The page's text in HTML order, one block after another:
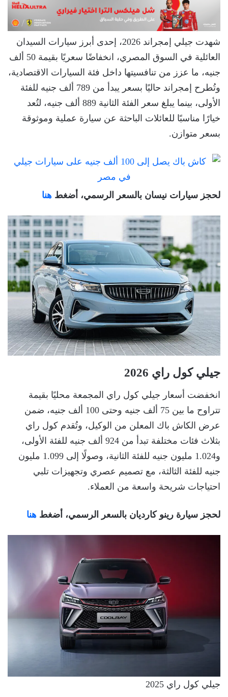
شهدت جيلي إمجراند 2026، إحدى أبرز سيارات السيدان
العائلية في السوق المصري، انخفاضًا سعريًا بقيمة 50 ألف
جنيه، ما عزز من تنافسيتها داخل فئة السيارات الاقتصادية،
وتُطرح إمجراند حاليًا بسعر يبدأ من 789 ألف جنيه للفئة
الأولى، بينما يبلغ سعر الفئة الثانية 889 ألف جنيه، لتُعد
خيارًا مناسبًا للعائلات الباحثة عن سيارة عملية وموثوقة
بسعر متوازن.
لحجز سيارات نيسان بالسعر الرسمي، أضغط هنا
جيلي كول راي 2026
انخفضت أسعار جيلي كول راي المجمعة محليًا بقيمة
تتراوح ما بين 75 ألف جنيه وحتى 100 ألف جنيه، ضمن
عرض الكاش باك المعلن من الوكيل، وتُقدم كول راي
بثلاث فئات مختلفة تبدأ من 924 ألف جنيه للفئة الأولى،
و1.024 مليون جنيه للفئة الثانية، وصولًا إلى 1.099 مليون
جنيه للفئة الثالثة، مع تصميم عصري وتجهيزات تلبي
احتياجات شريحة واسعة من العملاء.
لحجز سيارة رينو كارديان بالسعر الرسمي، أضغط هنا
جيلي كول راي 2025